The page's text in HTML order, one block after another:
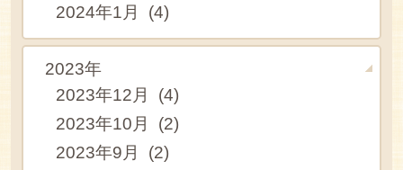
2024年1月 (4)
2023年
2023年12月 (4)
2023年10月 (2)
2023年9月 (2)